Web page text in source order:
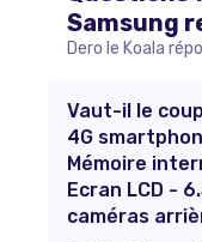
Samsung
Dero le Koala
Vaut-il le
4G
Mémoire
Ecran LCD -
caméras